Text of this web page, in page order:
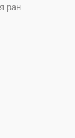
тканин, у
тканин, у
тканин, у
тканин, у
ран